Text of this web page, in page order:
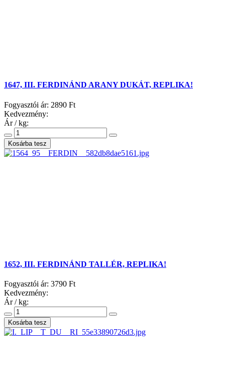
1647, III. FERDINÁND ARANY DUKÁT, REPLIKA!
Fogyasztói ár: 2890 Ft
Kedvezmény:
Ár / kg:
1652, III. FERDINÁND TALLÉR, REPLIKA!
Fogyasztói ár: 3790 Ft
Kedvezmény:
Ár / kg: